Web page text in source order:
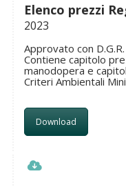
Elenco prezzi
2023
Approvato con
Contiene capitolo
manodopera e
Criteri Ambientali
Download